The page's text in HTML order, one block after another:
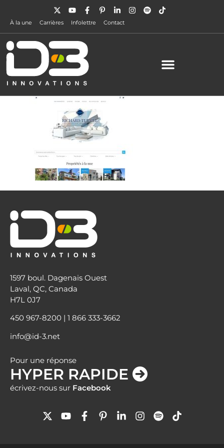
À la une Carrières Infolettre Contact
1597 boul. Dagenais Ouest
Laval, QC, Canada
H7L 0J7
450 967-8200 | 1 866 333-3662
info@id-3.net
Pour une réponse
HYPER RAPIDE
écrivez-nous sur Facebook